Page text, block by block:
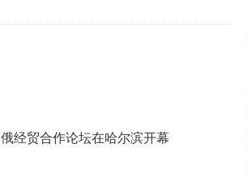
经贸合作论坛在哈尔滨开幕